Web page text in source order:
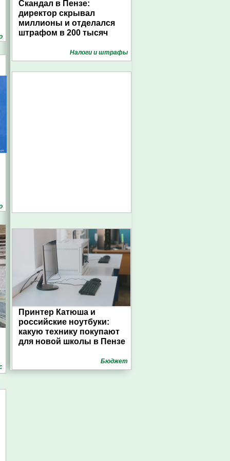
Скандал в Пензе:
директор скрывал
миллионы и отделался
штрафом в 200 тысяч
Налоги и штрафы
Принтер Катюша и
российские ноутбуки:
какую технику покупают
для новой школы в Пензе
Бюджет